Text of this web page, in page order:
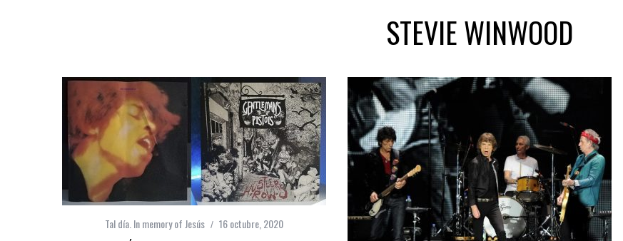
STEVIE WINWOOD
Tal día. In memory of Jesús 16 octubre, 2020